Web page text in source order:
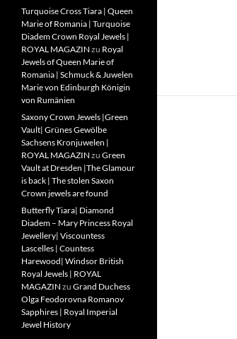
Turquoise Cross Tiara | Queen
Marie of Romania | Turquoise
Diadem Crown Royal Jewels |
ROYAL MAGAZIN zu Royal
Jewels of Queen Marie of
Romania | Schmuck & Juwelen
Marie von Edinburgh Königin
von Rumänien
Saxony Crown Jewels |Green
Vault| Grünes Gewölbe
Sachsens Kronjuwelen |
ROYAL MAGAZIN zu Green
Vault at Dresden |The Glamour
is back | The stolen Saxon
Crown jewels are found
Butterfly Tiara| Diamond
Diadem – Mary Princess Royal
Jewellery| Viscountess
Lascelles | Countess
Harewood| Windsor British
Royal Jewels | ROYAL
MAGAZIN zu Grand Duchess
Olga Feodorovna Romanov
Sapphires | Royal Imperial
Jewel History